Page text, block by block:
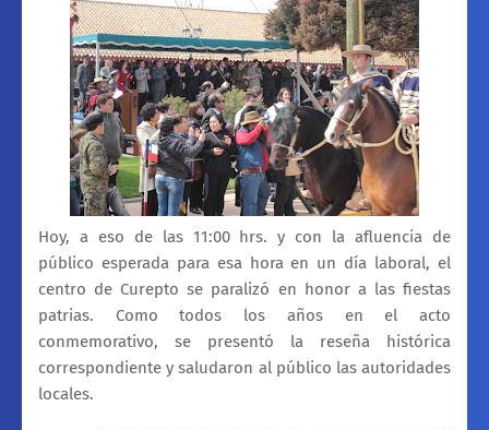
Hoy, a eso de las 11:00 hrs. y con la afluencia de
público esperada para esa hora en un día laboral, el
centro de Curepto se paralizó en honor a las fiestas
patrias. Como todos los años en el acto
conmemorativo, se presentó la reseña histórica
correspondiente y saludaron al público las autoridades
locales.